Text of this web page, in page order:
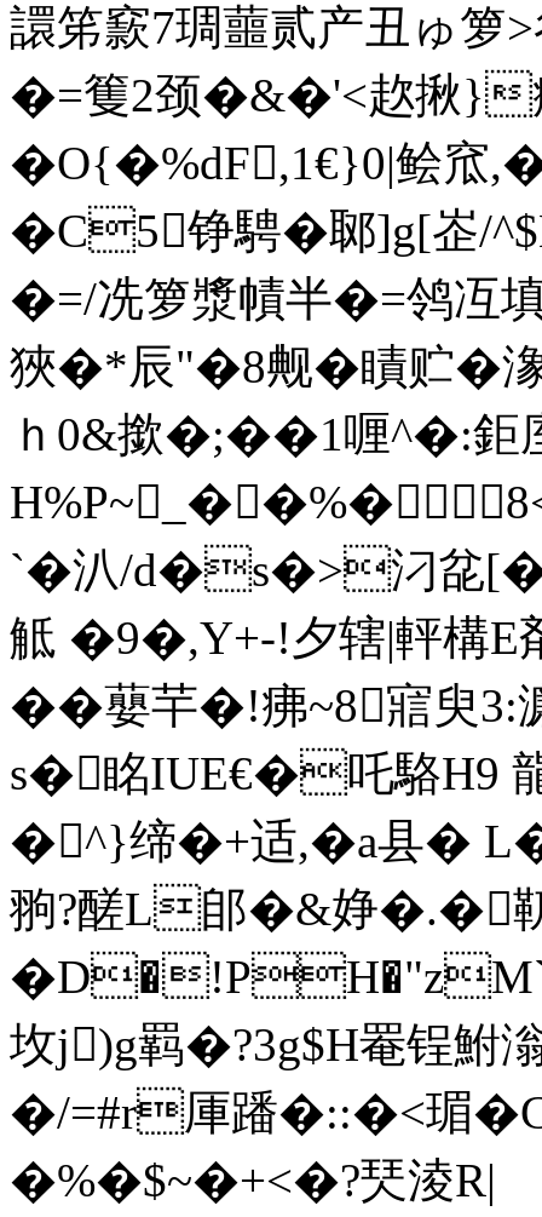
譞笫窾7琱蘁贰产丑
�=篗2颈�&�'<赼揪}
�O{�%dF,1€}0|鲙窊
�C5铮騁�郰]g[峜/
�=/冼箩漿幘半�=鸰冱
狹�*辰"�8觍�瞔贮�
ｈ0&撳�;��1喱^�:鉅
H%P~_��%�
`�汃/d�s�>汈
觝 �9�,Y+-!夕辖|軯構E
��蘡芉�!疿~8寣臾3:
s�眳IUE€�吒駱H9
�^}缔�+适,� a县� L�1
翑?醝L郋�&婙�.�靰
坆j)g羁�?3g$H罨锃
�/=#r厙蹯�::�<瑂
�%�$~�+<�?珡淩R|